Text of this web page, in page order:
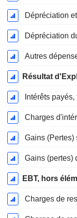
Dépréciation
Autres
Résultat
Intérêts payés,
Charges
Gains (pertes)
EBT, hors
Charges de